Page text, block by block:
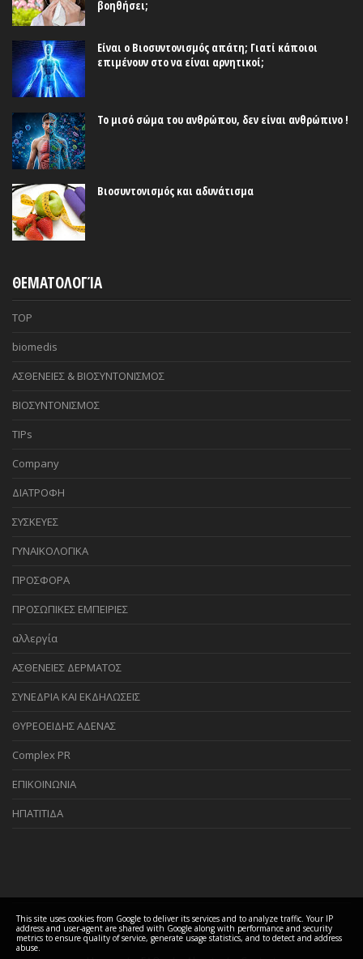
βοηθήσει;
Είναι ο Βιοσυντονισμός απάτη; Γιατί κάποιοι
επιμένουν στο να είναι αρνητικοί;
Το μισό σώμα του ανθρώπου, δεν είναι ανθρώπινο !
Βιοσυντονισμός και αδυνάτισμα
ΘΕΜΑΤΟΛΟΓΊΑ
TOP
biomedis
ΑΣΘΕΝΕΙΕΣ & ΒΙΟΣΥΝΤΟΝΙΣΜΟΣ
ΒΙΟΣΥΝΤΟΝΙΣΜΟΣ
TIPs
Company
ΔΙΑΤΡΟΦΗ
ΣΥΣΚΕΥΕΣ
ΓΥΝΑΙΚΟΛΟΓΙΚΑ
ΠΡΟΣΦΟΡΑ
ΠΡΟΣΩΠΙΚΕΣ ΕΜΠΕΙΡΙΕΣ
αλλεργία
ΑΣΘΕΝΕΙΕΣ ΔΕΡΜΑΤΟΣ
ΣΥΝΕΔΡΙΑ ΚΑΙ ΕΚΔΗΛΩΣΕΙΣ
ΘΥΡΕΟΕΙΔΗΣ ΑΔΕΝΑΣ
Complex PR
ΕΠΙΚΟΙΝΩΝΙΑ
ΗΠΑΤΙΤΙΔΑ
COPYRIGHT ©2026 Biomedis GR Team - Βιοσυντονισμός Ελλάδα
This site uses cookies from Google to deliver its services and to analyze traffic. Your IP
address and user-agent are shared with Google along with performance and security
metrics to ensure quality of service, generate usage statistics, and to detect and address
abuse.